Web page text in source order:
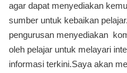
agar dapat menyediakan
sumber untuk kebaikan
pengurusan menyediakan
oleh pelajar untuk melayari
informasi terkini.Saya akan